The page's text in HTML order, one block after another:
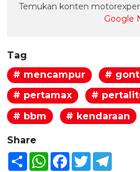
Temukan konten
Google
Tag
# mencampur
#
# pertamax
#
# bbm
# kendaraan
Share
Share WhatsAppFacebook
Twitter